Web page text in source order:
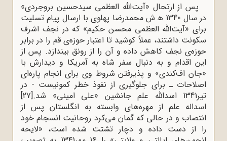
پس از ارتحال «آیت‌الله العظمی سیدحسین بروجردی»
در سال 1340 ﻫ ش محمدرضا پهلوی با ارسال پیام تسلیت
برای «آیت‌الله العظمی محسن حکیم» که در نجف اشرف
سکونت داشتند، عملاً کوشید تا اعتبار حوزه‌ی قم را در برابر
حوزه‌ی نجف کاهش داده و آن را از رونق بیندازد. پس از
این اقدام و به دنبال سفر شاه به آمریکا و دیدارش با
«جان اف‌کندی» و پذیرفتن شروط وی برای انجام پاره‌ای
اصلاحات ـ برای جلوگیری از نفوذ خطر کمونیست - در
تیر1341 اسدالله علم جانشین «علی امینی» شد.
[27]
اسداله علم از مهره‌های وابسته به انگلستان پس از
انتصاب و در حالی که گمان می‌کرد روحانیت انسجام خود
را از دست داده و دچار تشتت شده است، «لایحه